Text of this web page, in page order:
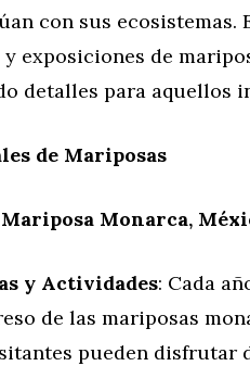
con sus
exposiciones de
detalles para aquellos
de Mariposas
Monarca,
y Actividades: Cada
de las mariposas
pueden disfrutar